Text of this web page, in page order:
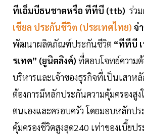
ทีเอ็มบีธนชาตหรือ ทีทีบี (ttb) ร่ว
เชียล ประกันชีวิต (ประเทศไทย) จ
พัฒนาผลิตภัณฑ์ประกันชีวิต “ทีทีบี
รเทค” (ยูนิตลิงค์) ที่ตอบโจทย์ความ
บริหารและเจ้าของธุรกิจที่เป็นเสาห
ต้องการมีหลักประกันความคุ้มครองสูง
ตนเองและครอบครัว โดยมอบหลักป
คุ้มครองชีวิตสูงสุด240 เท่าของเบี้ย